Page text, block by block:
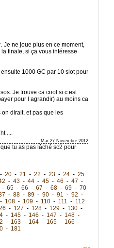
Je ne joue plus en ce moment,
finale, si ça vous intéresse
1000 GC par 10 slot pour
Je trouve ca cool si c est
pour l agrandir) au moins ca
on dirait, et pas que les
....
Mar 27 Novembre 2012
tu as pas lâché sc2 pour
- 20 - 21 - 22 - 23 - 24 - 25
- 43 - 44 - 45 - 46 - 47 -
- 65 - 66 - 67 - 68 - 69 - 70
- 88 - 89 - 90 - 91 - 92 -
- 108 - 109 - 110 - 111 - 112
- 127 - 128 - 129 - 130 -
- 145 - 146 - 147 - 148 -
- 163 - 164 - 165 - 166 -
- 181